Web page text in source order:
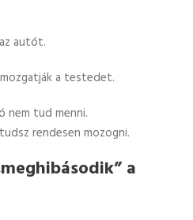
autót.
a testedet.
nem tud menni.
rendesen mozogni.
a